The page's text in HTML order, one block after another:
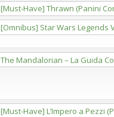
[Must-Have] Thrawn (Panini
[Omnibus] Star Wars Legends
The Mandalorian – La Guida
[Must-Have] L’Impero a Pezzi